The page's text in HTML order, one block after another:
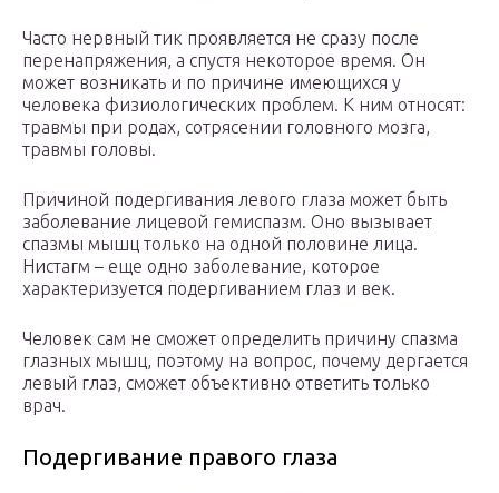
Часто нервный тик проявляется не сразу после
перенапряжения, а спустя некоторое время. Он
может возникать и по причине имеющихся у
человека физиологических проблем. К ним относят:
травмы при родах, сотрясении головного мозга,
травмы головы.
Причиной подергивания левого глаза может быть
заболевание лицевой гемиспазм. Оно вызывает
спазмы мышц только на одной половине лица.
Нистагм – еще одно заболевание, которое
характеризуется подергиванием глаз и век.
Человек сам не сможет определить причину спазма
глазных мышц, поэтому на вопрос, почему дергается
левый глаз, сможет объективно ответить только
врач.
Подергивание правого глаза